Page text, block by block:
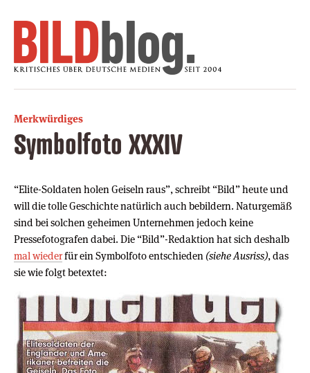
Merkwürdiges
Symbolfoto XXXIV
“Elite-Soldaten holen Geiseln raus”, schreibt “Bild” heute und
will die tolle Geschichte natürlich auch bebildern. Naturgemäß
sind bei solchen geheimen Unternehmen jedoch keine
Pressefotografen dabei. Die “Bild”-Redaktion hat sich deshalb
mal wiederfür ein Symbolfoto entschieden (siehe Ausriss), das
sie wie folgt betextet: